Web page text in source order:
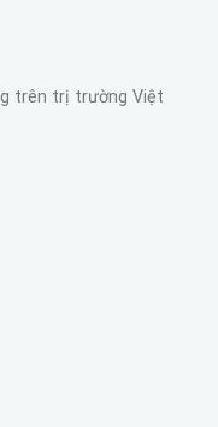
trên trị trường Việt